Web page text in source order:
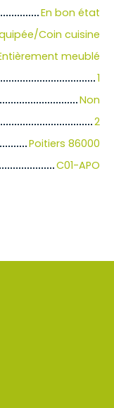
En bon état
Coin cuisine
meublé
1
Non
2
Poitiers 86000
C01-APO